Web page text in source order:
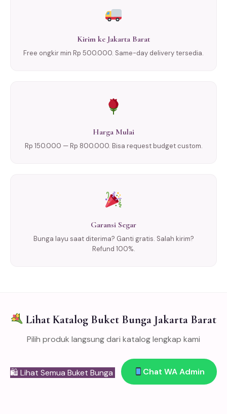
Kirim ke Jakarta Barat
Free ongkir min Rp 500.000. Same-day delivery tersedia.
Harga Mulai
Rp 150.000 — Rp 800.000. Bisa request budget custom.
Garansi Segar
Bunga layu saat diterima? Ganti gratis. Salah kirim?
Refund 100%.
Lihat Katalog Buket Bunga Jakarta Barat
Pilih produk langsung dari katalog lengkap kami
🛍 Lihat Semua Buket Bunga Chat WA Admin